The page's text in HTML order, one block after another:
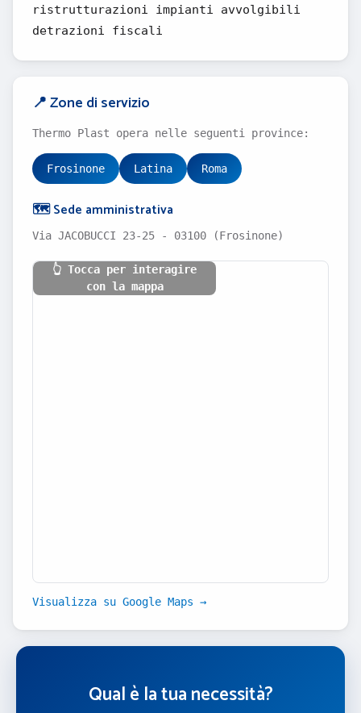
ristrutturazioni impianti avvolgibili
detrazioni fiscali
📍 Zone di servizio
Thermo Plast opera nelle seguenti province:
Frosinone Latina Roma
🗺️ Sede amministrativa
Via JACOBUCCI 23-25 - 03100 (Frosinone)
👆 Tocca per interagire
con la mappa
Visualizza su Google Maps →
Qual è la tua necessità?